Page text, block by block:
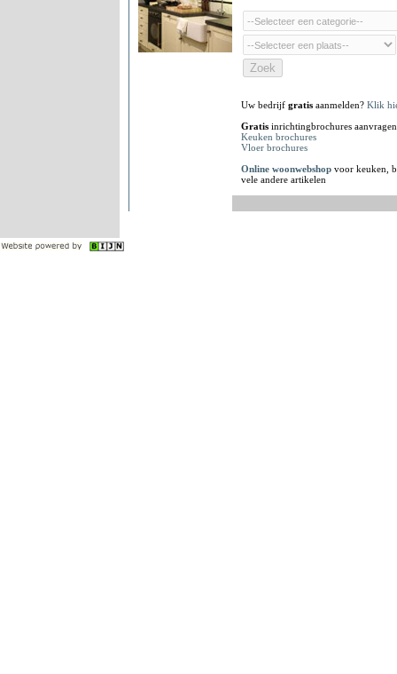
Uw bedrijf gratis aanmelden? Klik
Gratis inrichtingbrochures
Keuken brochures
Vloer brochures
Online woonwebshop voor keuken,
vele andere artikelen